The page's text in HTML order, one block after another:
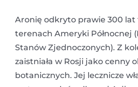
Aronię odkryto prawie 300
terenach Ameryki Północnej
Stanów Zjednoczonych). Z
zaistniała w Rosji jako cenny
botanicznych. Jej lecznicze